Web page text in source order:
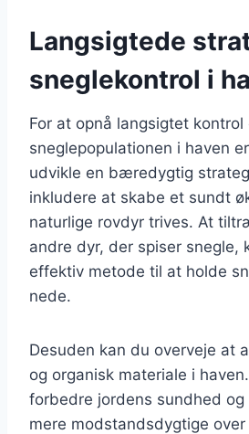
Langsigtede
sneglekontrol i
For at opnå langsigtet kontrol
sneglepopulationen i haven
udvikle en bæredygtig
inkludere at skabe et sundt
naturlige rovdyr trives. At
andre dyr, der spiser snegle,
effektiv metode til at holde
nede.
Desuden kan du overveje at
og organisk materiale i
forbedre jordens sundhed og
mere modstandsdygtige